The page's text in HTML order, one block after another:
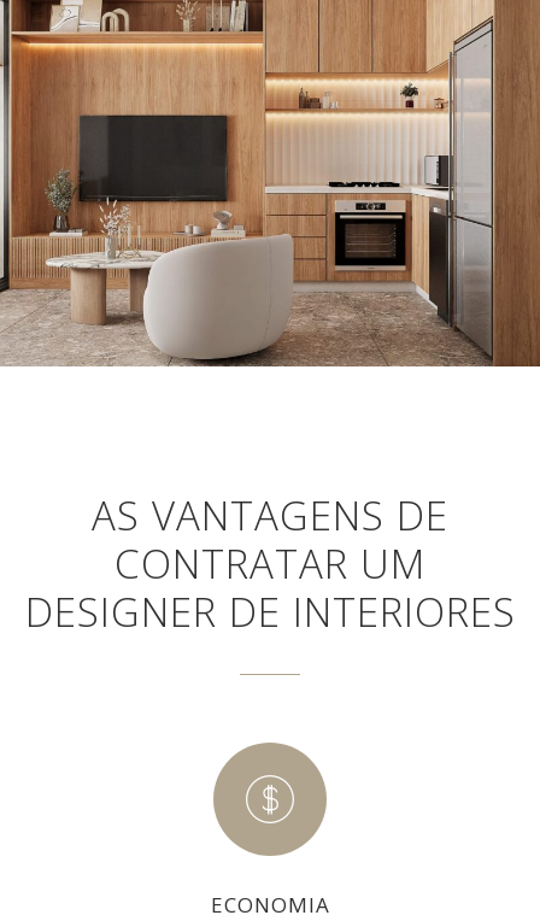
PROJETO DE DECORAÇÃO JOVEM NO
BROOKLIN
Apartamentos, Decoração Residencial
AS VANTAGENS DE
CONTRATAR UM
DESIGNER DE INTERIORES
ECONOMIA